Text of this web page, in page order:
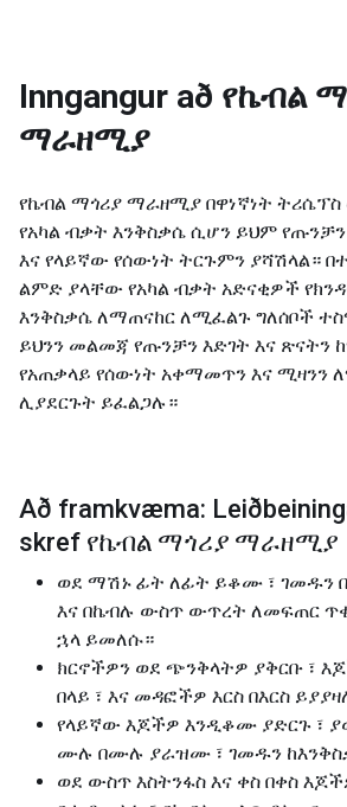
Inngangur að የኬብል
ማራዘሚያ
የኬብል ማጎሪያ ማራዘሚያ በዋነኛነት
የአካል ብቃት እንቅስቃሴ ሲሆን ይህም
እና የላይኛው የሰውነት ትርጉምን ያሻሽላል።
ልምድ ያላቸው የአካል ብቃት አድናቂዎች
እንቅስቃሴ ለማጠናከር ለሚፈልጉ ግለሰቦች
ይህንን መልመጃ የጡንቻን እድገት እና ጽናትን
የአጠቃላይ የሰውነት አቀማመጥን እና ሚዛንን
ሊያደርጉት ይፈልጋሉ።
Að framkvæma:
skref የኬብል ማጎሪያ ማራዘሚያ
ወደ ማሽኑ ፊት ለፊት ይቆሙ ፣ ገመዱን
እና በኬብሉ ውስጥ ውጥረት ለመፍጠር
ኋላ ይመለሱ።
ክርኖችዎን ወደ ጭንቅላትዎ ያቅርቡ ፣
በላይ ፣ እና መዳፎችዎ እርስ በእርስ
የላይኛው እጆችዎ እንዲቆሙ ያድርጉ ፣
ሙሉ በሙሉ ያራዝሙ ፣ ገመዱን
ወደ ውስጥ እስትንፋስ እና ቀስ በቀስ